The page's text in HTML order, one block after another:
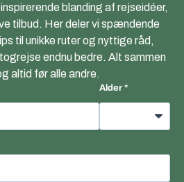
blanding af rejseidéer,
tilbud. Her deler vi spændende
til unikke ruter og nyttige råd,
endnu bedre. Alt sammen
altid før alle andre.
Alder